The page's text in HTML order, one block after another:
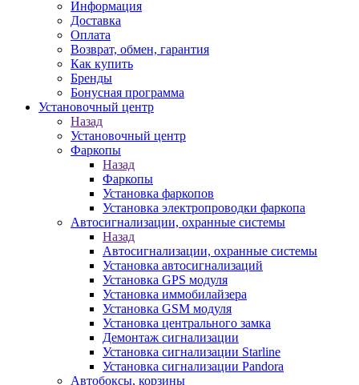
Информация
Доставка
Оплата
Возврат, обмен, гарантия
Как купить
Бренды
Бонусная программа
Установочный центр
Назад
Установочный центр
Фаркопы
Назад
Фаркопы
Установка фаркопов
Установка электропроводки фаркопа
Автосигнализации, охранные системы
Назад
Автосигнализации, охранные системы
Установка автосигнализаций
Установка GPS модуля
Установка иммобилайзера
Установка GSM модуля
Установка центрального замка
Демонтаж сигнализации
Установка сигнализации Starline
Установка сигнализации Pandora
Автобоксы, корзины